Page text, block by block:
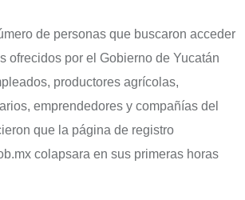
de personas que buscaron acceder
ofrecidos por el Gobierno de Yucatán
productores agrícolas,
emprendedores y compañías del
que la página de registro
colapsara en sus primeras horas